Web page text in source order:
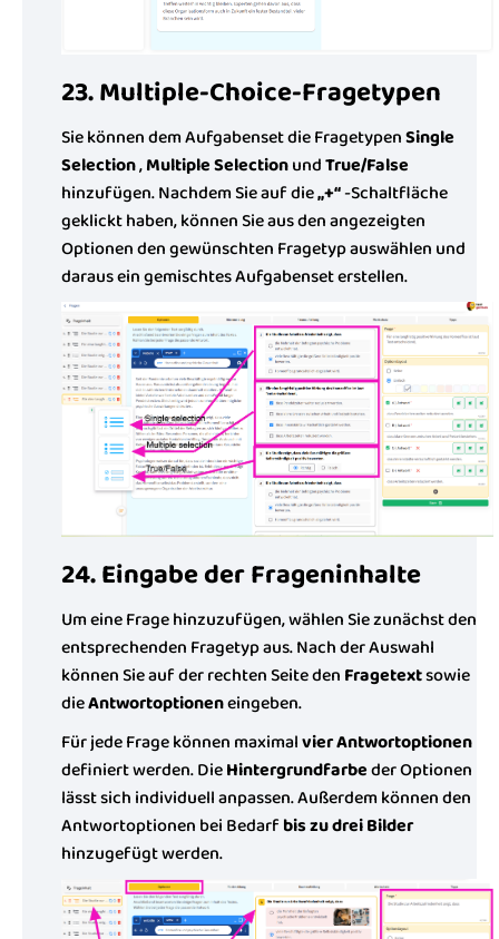
23. Multiple-Choice-Fragetypen
Sie können dem Aufgabenset die FragetypenSingle
Selection,Multiple SelectionundTrue/False
hinzufügen. Nachdem Sie auf die„+“-Schaltfläche
geklickt haben, können Sie aus den angezeigten
Optionen den gewünschten Fragetyp auswählen und
daraus ein gemischtes Aufgabenset erstellen.
24. Eingabe der Frageninhalte
Um eine Frage hinzuzufügen, wählen Sie zunächst den
entsprechenden Fragetyp aus. Nach der Auswahl
können Sie auf der rechten Seite den Fragetextsowie
dieAntwortoptioneneingeben.
Für jede Frage können maximalvier Antwortoptionen
definiert werden. DieHintergrundfarbeder Optionen
lässt sich individuell anpassen. Außerdem können den
Antwortoptionen bei Bedarfbis zu drei Bilder
hinzugefügt werden.